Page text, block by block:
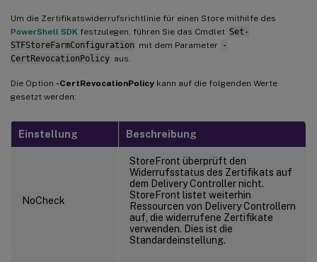
Um die Zertifikatswiderrufsrichtlinie für einen Store mithilfe des
PowerShell SDK festzulegen, führen Sie das Cmdlet Set-
STFStoreFarmConfiguration mit dem Parameter -
CertRevocationPolicy aus.
Die Option -CertRevocationPolicy kann auf die folgenden Werte
gesetzt werden:
Einstellung Beschreibung
NoCheck
StoreFront überprüft den
Widerrufsstatus des Zertifikats auf
dem Delivery Controller nicht.
StoreFront listet weiterhin
Ressourcen von Delivery Controllern
auf, die widerrufene Zertifikate
verwenden. Dies ist die
Standardeinstellung.